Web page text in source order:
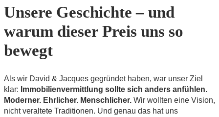
Unsere Geschichte – und
warum dieser Preis uns so
bewegt
Als wir David & Jacques gegründet haben, war unser Ziel
klar: Immobilienvermittlung sollte sich anders anfühlen.
Moderner. Ehrlicher. Menschlicher. Wir wollten eine Vision,
nicht veraltete Traditionen. Und genau das hat uns